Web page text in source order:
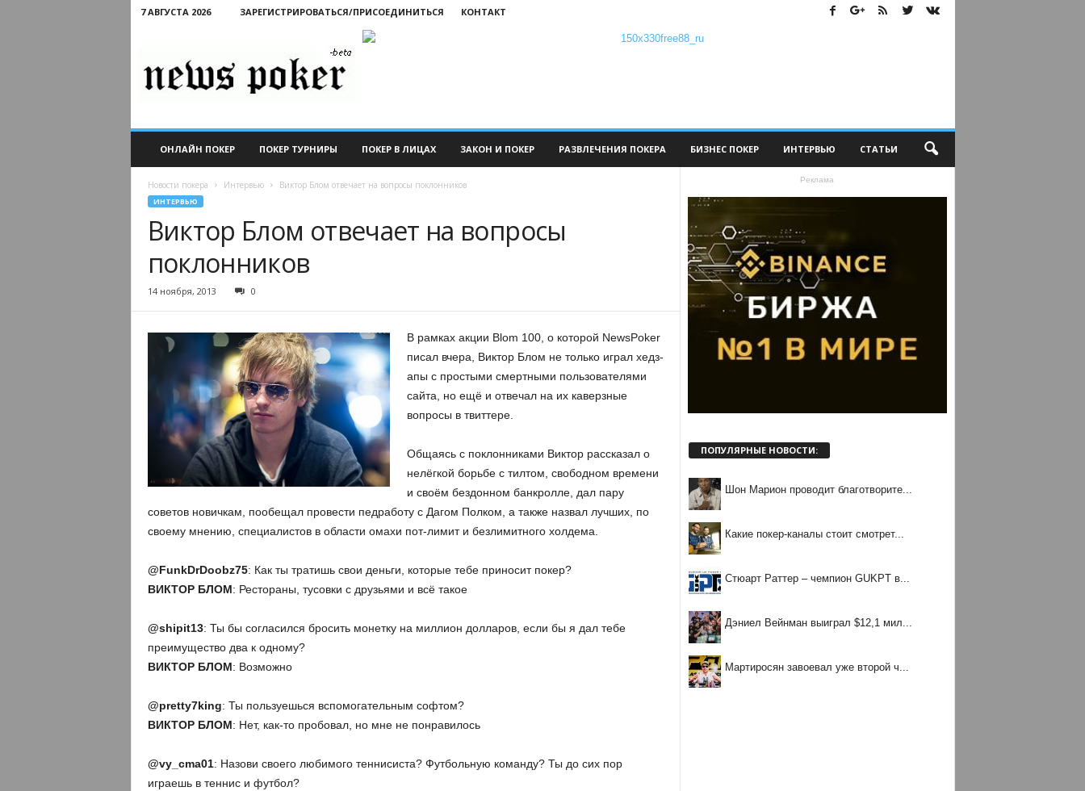
7 АВГУСТА 2026 ЗАРЕГИСТРИРОВАТЬСЯ/ПРИСОЕДИНИТЬСЯ КОНТАКТ
ОНЛАЙН ПОКЕР ПОКЕР ТУРНИРЫ ПОКЕР В ЛИЦАХ ЗАКОН И ПОКЕР РАЗВЛЕЧЕНИЯ ПОКЕРА БИЗНЕС ПОКЕР ИНТЕРВЬЮ СТАТЬИ
Новости покера Интервью Виктор Блом отвечает на вопросы поклонников
ИНТЕРВЬЮ
Виктор Блом отвечает на вопросы
поклонников
14 ноября, 2013 0
В рамках акции Blom 100, о которой NewsPoker
писал вчера, Виктор Блом не только играл хедз-
апы с простыми смертными пользователями
сайта, но ещё и отвечал на их каверзные
вопросы в твиттере.
Общаясь с поклонниками Виктор рассказал о
нелёгкой борьбе с тилтом, свободном времени
и своём бездонном банкролле, дал пару
советов новичкам, пообещал провести педработу с Дагом Полком, а также назвал лучших, по
своему мнению, специалистов в области омахи пот-лимит и безлимитного холдема.
@FunkDrDoobz75: Как ты тратишь свои деньги, которые тебе приносит покер?
ВИКТОР БЛОМ: Рестораны, тусовки с друзьями и всё такое
@shipit13: Ты бы согласился бросить монетку на миллион долларов, если бы я дал тебе
преимущество два к одному?
ВИКТОР БЛОМ: Возможно
@pretty7king: Ты пользуешься вспомогательным софтом?
ВИКТОР БЛОМ: Нет, как-то пробовал, но мне не понравилось
@vy_ cma01: Назови своего любимого теннисиста? Футбольную команду? Ты до сих пор
играешь в теннис и футбол?
Реклама
ПОПУЛЯРНЫЕ НОВОСТИ:
Шон Марион проводит благотворите...
Какие покер-каналы стоит смотрет...
Стюарт Раттер – чемпион GUKPT в...
Дэниел Вейнман выиграл $12,1 мил...
Мартиросян завоевал уже второй ч...